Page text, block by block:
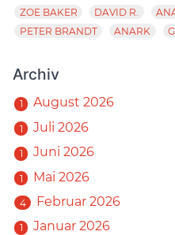
ZOE BAKER
DAVID R.
PETER BRANDT
ANARK
Archiv
1 August 2026
1 Juli 2026
1 Juni 2026
1 Mai 2026
4 Februar 2026
1 Januar 2026